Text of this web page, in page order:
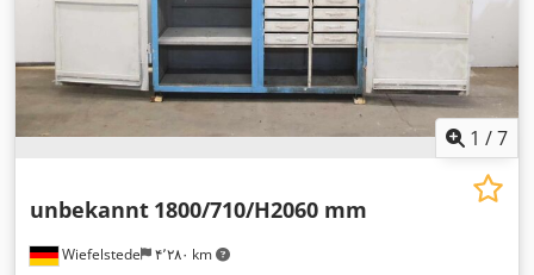
1 /7
Wiefelstede ۴٬۲۸۰ km
unbekannt 1800/710/H2060 mm